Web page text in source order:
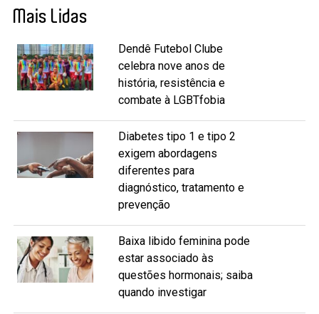
Mais Lidas
Dendê Futebol Clube
celebra nove anos de
história, resistência e
combate à LGBTfobia
Diabetes tipo 1 e tipo 2
exigem abordagens
diferentes para
diagnóstico, tratamento e
prevenção
Baixa libido feminina pode
estar associado às
questões hormonais; saiba
quando investigar